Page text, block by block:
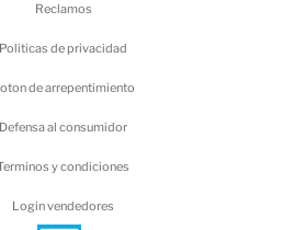
Reclamos
Politicas de privacidad
de arrepentimiento
Defensa al consumidor
y condiciones
Login vendedores